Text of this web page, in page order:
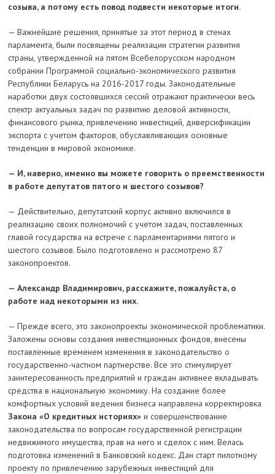
созыва, а потому есть повод подвести некоторые итоги.
— Важнейшие решения, принятые за этот период в стенах
парламента, были посвящены реализации стратегии развития
страны, утвержденной на пятом Всебелорусском народном
собрании Программой социально-экономического развития
Республики Беларусь на 2016-2017 годы. Законодательные
наработки двух состоявшихся сессий отражают практически весь
спектр актуальных задач по развитию деловой активности,
финансового рынка, привлечению инвестиций, диверсификации
экспорта с учетом факторов, обуславливающих основные
тенденции в мировой экономике.
— И, наверно, именно вы можете говорить о преемственности
в работе депутатов пятого и шестого созывов?
— Действительно, депутатский корпус активно включился в
реализацию своих полномочий с учетом задач, поставленных
главой государства на встрече с парламентариями пятого и
шестого созывов. Было подготовлено и рассмотрено 87
законопроектов.
— Александр Владимирович, расскажите, пожалуйста, о
работе над некоторыми из них.
— Прежде всего, это законопроекты экономической проблематики.
Заложены основы создания инвестиционных фондов, внесены
поставленные временем изменения в законодательство о
государственно-частном партнерстве. Все это стимулирует
заинтересованность предприятий и граждан активнее вкладывать
средства в нацио­нальную экономику. На создание более
комфортных условий ведения бизнеса направлена корректировка
Закона «О кредитных историях» и совершенствование
законодательства по вопросам государственной регистрации
недвижимого имущества, прав на него и сделок с ним. Велась
подготовка изменений в Банковский кодекс. Дан старт пилотному
проекту по привлечению зарубежных инвестиций для